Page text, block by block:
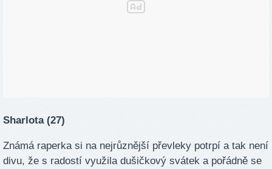
Sharlota (27)
Známá raperka si na nejrůznější převleky potrpí a tak není
divu, že s radostí využila dušičkový svátek a pořádně se